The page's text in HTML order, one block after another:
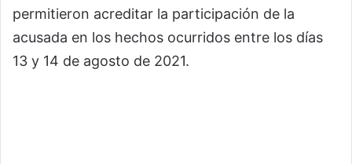
permitieron acreditar la participación de la
acusada en los hechos ocurridos entre los días
13 y 14 de agosto de 2021.